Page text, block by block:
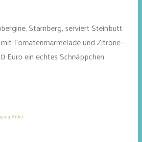
Starnberg, serviert Steinbutt
Tomatenmarmelade und Zitrone –
Euro ein echtes Schnäppchen.
Ritter